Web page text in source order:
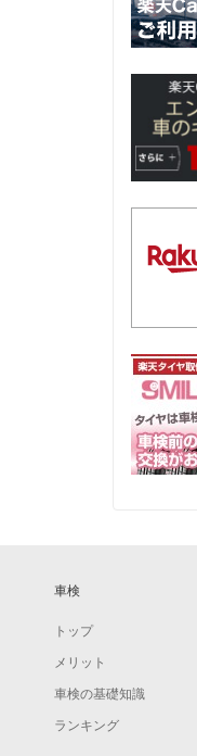
車検
トップ
メリット
車検の基礎知識
ランキング